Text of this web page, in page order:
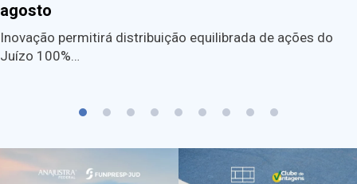
agosto
Inovação permitirá distribuição equilibrada de ações do
Juízo 100%…